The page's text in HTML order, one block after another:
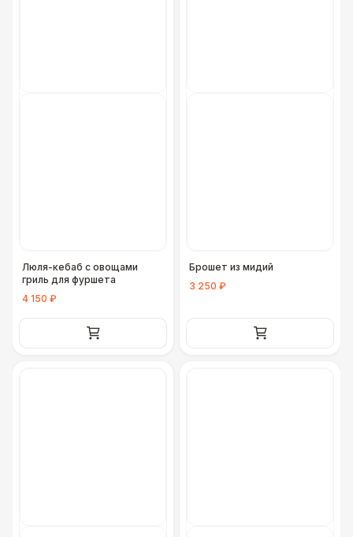
Люля-кебаб с овощами
гриль для фуршета
4 150 ₽
Брошет из мидий
3 250 ₽